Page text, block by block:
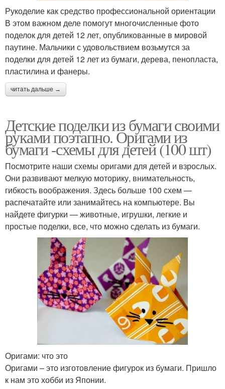
Рукоделие как средство профессиональной ориентации
В этом важном деле помогут многочисленные фото
поделок для детей 12 лет, опубликованные в мировой
паутине. Мальчики с удовольствием возьмутся за
поделки для детей 12 лет из бумаги, дерева, пенопласта,
пластилина и фанеры.
читать дальше →
Детские поделки из бумаги своими
руками поэтапно. Оригами из
бумаги -схемы для детей (100 шт)
Посмотрите наши схемы оригами для детей и взрослых.
Они развивают мелкую моторику, внимательность,
гибкость воображения. Здесь больше 100 схем —
распечатайте или занимайтесь на компьютере. Вы
найдете фигурки — животные, игрушки, легкие и
простые поделки, все, что можно сделать из бумаги.
Оригами: что это
Оригами – это изготовление фигурок из бумаги. Пришло
к нам это хобби из Японии.